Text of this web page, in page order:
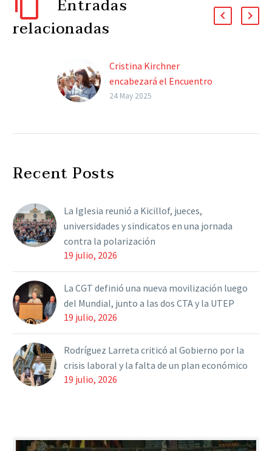
Entradas
relacionadas
Cristina Kirchner
encabezará el Encuentro
de la Cultura Popular
mediodía, y también
cumplirse…
24 May 2025
Recent Posts
La Iglesia reunió a Kicillof, jueces,
universidades y sindicatos en una jornada
contra la polarización
19 julio, 2026
La CGT definió una nueva movilización luego
del Mundial, junto a las dos CTA y la UTEP
19 julio, 2026
Rodríguez Larreta criticó al Gobierno por la
crisis laboral y la falta de un plan económico
19 julio, 2026